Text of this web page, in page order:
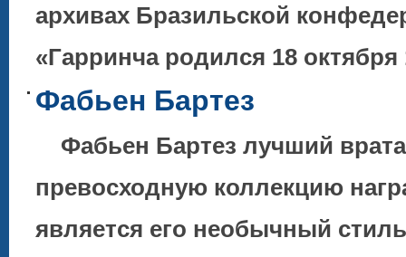
архивах Бразильской
«Гарринча родился 18
Фабьен Бартез
Фабьен Бартез лучший
превосходную коллекцию
является его необычный